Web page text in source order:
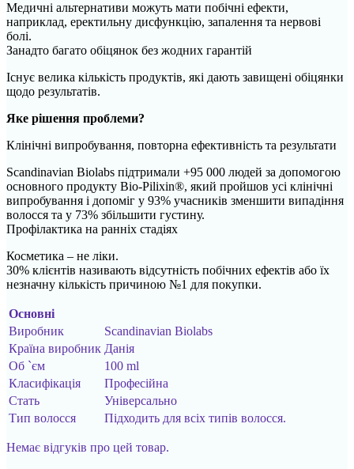
Медичні альтернативи можуть мати побічні ефекти,
наприклад, еректильну дисфункцію, запалення та нервові
болі.
Занадто багато обіцянок без жодних гарантій
Існує велика кількість продуктів, які дають завищені обіцянки
щодо результатів.
Яке рішення проблеми?
Клінічні випробування, повторна ефективність та результати
Scandinavian Biolabs підтримали +95 000 людей за допомогою
основного продукту Bio-Pilixin®, який пройшов усі клінічні
випробування і допоміг у 93% учасників зменшити випадіння
волосся та у 73% збільшити густину.
Профілактика на ранніх стадіях
Косметика – не ліки.
30% клієнтів називають відсутність побічних ефектів або їх
незначну кількість причиною №1 для покупки.
Основні
Виробник
Scandinavian Biolabs
Країна виробник Данія
Об `єм
100 ml
Класифікація
Професійна
Стать
Універсально
Тип волосся
Підходить для всіх типів волосся.
Немає відгуків про цей товар.